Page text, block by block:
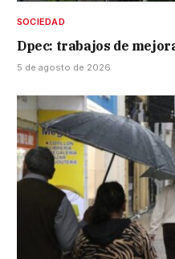
SOCIEDAD
Dpec: trabajos de
5 de agosto de 2026